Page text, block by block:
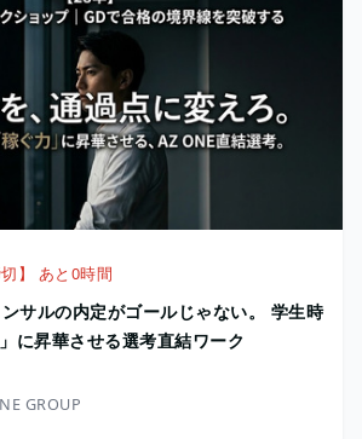
切】 あと0時間
ンサルの内定がゴールじゃない。 学生時
に昇華させる選考直結ワーク
GROUP